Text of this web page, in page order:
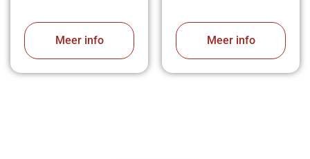
Meer info Meer info